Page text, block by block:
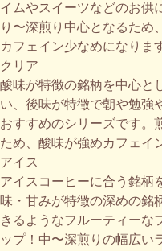
イムやスイーツなどのお供
り〜深煎り中心となるため
カフェイン少なめになりま
クリア
酸味が特徴の銘柄を中心と
い、後味が特徴で朝や勉強
おすすめのシリーズです。
ため、酸味が強めカフェイ
アイス
アイスコーヒーに合う銘柄
味・甘みが特徴の深めの銘
きるようなフルーティーな
ップ！中〜深煎りの幅広い